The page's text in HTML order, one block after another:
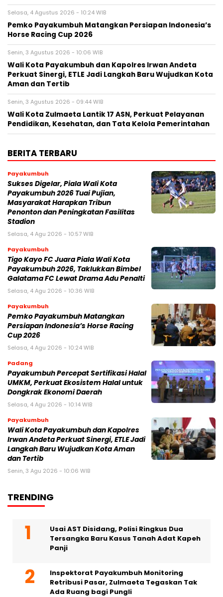
Selasa, 4 Agustus 2026 - 10:24 WIB
Pemko Payakumbuh Matangkan Persiapan Indonesia’s
Horse Racing Cup 2026
Senin, 3 Agustus 2026 - 10:06 WIB
Wali Kota Payakumbuh dan Kapolres Irwan Andeta
Perkuat Sinergi, ETLE Jadi Langkah Baru Wujudkan Kota
Aman dan Tertib
Senin, 3 Agustus 2026 - 09:44 WIB
Wali Kota Zulmaeta Lantik 17 ASN, Perkuat Pelayanan
Pendidikan, Kesehatan, dan Tata Kelola Pemerintahan
BERITA TERBARU
Payakumbuh
Sukses Digelar, Piala Wali Kota
Payakumbuh 2026 Tuai Pujian,
Masyarakat Harapkan Tribun
Penonton dan Peningkatan Fasilitas
Stadion
Selasa, 4 Agu 2026 - 10:57 WIB
Payakumbuh
Tigo Kayo FC Juara Piala Wali Kota
Payakumbuh 2026, Taklukkan Bimbel
Galatama FC Lewat Drama Adu Penalti
Selasa, 4 Agu 2026 - 10:36 WIB
Payakumbuh
Pemko Payakumbuh Matangkan
Persiapan Indonesia’s Horse Racing
Cup 2026
Selasa, 4 Agu 2026 - 10:24 WIB
Padang
Payakumbuh Percepat Sertifikasi Halal
UMKM, Perkuat Ekosistem Halal untuk
Dongkrak Ekonomi Daerah
Selasa, 4 Agu 2026 - 10:14 WIB
Payakumbuh
Wali Kota Payakumbuh dan Kapolres
Irwan Andeta Perkuat Sinergi, ETLE Jadi
Langkah Baru Wujudkan Kota Aman
dan Tertib
Senin, 3 Agu 2026 - 10:06 WIB
TRENDING
Usai AST Disidang, Polisi Ringkus Dua
Tersangka Baru Kasus Tanah Adat Kapeh
Panji
Inspektorat Payakumbuh Monitoring
Retribusi Pasar, Zulmaeta Tegaskan Tak
Ada Ruang bagi Pungli